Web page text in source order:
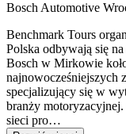
Bosch Automotive
Benchmark Tours
Polska odbywają się
Bosch w Mirkowie
najnowocześniejszych
specjalizujący się w
branży
sieci pro…